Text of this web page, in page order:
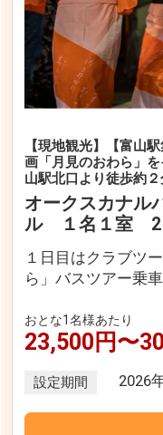
【現地観光】【富山
画「月見のおわら」
山駅北口より徒歩約２
オークスカナ
ル １名１室 2
１日目はクラブツ
ら」バスツアー乗
おとな1名様あたり
23,500円〜
設定期間 2026